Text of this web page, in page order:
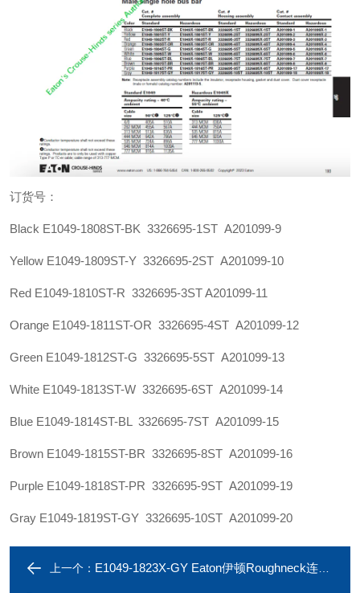
订货号：
Black E1049-1808ST-BK 3326695-1ST A201099-9
Yellow E1049-1809ST-Y 3326695-2ST A201099-10
Red E1049-1810ST-R 3326695-3ST A201099-11
Orange E1049-1811ST-OR 3326695-4ST A201099-12
Green E1049-1812ST-G 3326695-5ST A201099-13
White E1049-1813ST-W 3326695-6ST A201099-14
Blue E1049-1814ST-BL 3326695-7ST A201099-15
Brown E1049-1815ST-BR 3326695-8ST A201099-16
Purple E1049-1818ST-PR 3326695-9ST A201099-19
Gray E1049-1819ST-GY 3326695-10ST A201099-20
上一个： E1049-1823X-GY Eaton伊顿Roughneck连接器E1049-1822X-PR 1135A